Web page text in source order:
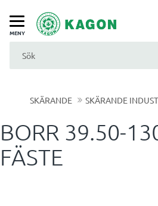
Meny
SKÄRANDE SKÄRANDE
BORR 39.50-
FÄSTE